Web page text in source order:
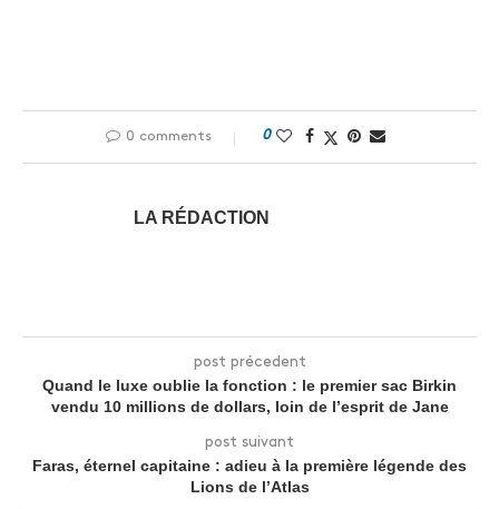
0 comments 0
LA RÉDACTION
post précedent
Quand le luxe oublie la fonction : le premier sac Birkin
vendu 10 millions de dollars, loin de l’esprit de Jane
post suivant
Faras, éternel capitaine : adieu à la première légende des
Lions de l’Atlas